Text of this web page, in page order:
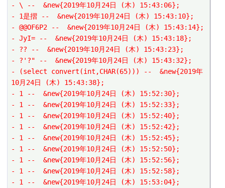
- \ --  &new{2019年10月24日 (木) 15:43:06};
- 1是摺 --  &new{2019年10月24日 (木) 15:43:10};
- @@OF6P2 --  &new{2019年10月24日 (木) 15:43:14};
- JyI= --  &new{2019年10月24日 (木) 15:43:18};
- ?? --  &new{2019年10月24日 (木) 15:43:23};
- ?'?" --  &new{2019年10月24日 (木) 15:43:32};
- (select convert(int,CHAR(65))) --  &new{2019年
10月24日 (木) 15:43:38};
- 1 --  &new{2019年10月24日 (木) 15:52:30};
- 1 --  &new{2019年10月24日 (木) 15:52:33};
- 1 --  &new{2019年10月24日 (木) 15:52:40};
- 1 --  &new{2019年10月24日 (木) 15:52:42};
- 1 --  &new{2019年10月24日 (木) 15:52:45};
- 1 --  &new{2019年10月24日 (木) 15:52:50};
- 1 --  &new{2019年10月24日 (木) 15:52:56};
- 1 --  &new{2019年10月24日 (木) 15:52:58};
- 1 --  &new{2019年10月24日 (木) 15:53:04};